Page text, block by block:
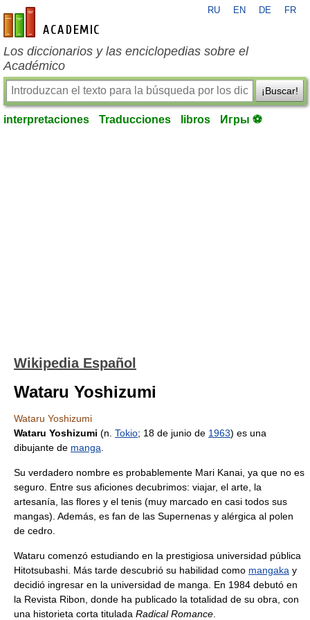
es-academic.com
RU EN DE FR
Los diccionarios y las enciclopedias sobre el
Académico
¡Buscar!
interpretaciones Traducciones libros Игры ⚽
Wikipedia Español
Wataru Yoshizumi
Wataru Yoshizumi
Wataru Yoshizumi (n. Tokio; 18 de junio de 1963) es una
dibujante de manga
Su verdadero nombre es probablemente Mari Kanai, ya que no es
seguro. Entre sus aficiones decubrimos: viajar, el arte, la
artesanía, las flores y el tenis (muy marcado en casi todos sus
mangas). Además, es fan de las Supernenas y alérgica al polen
de cedro.
Wataru comenzó estudiando en la prestigiosa universidad pública
Hitotsubashi. Más tarde descubrió su habilidad como mangaka y
decidió ingresar en la universidad de manga. En 1984 debutó en
la Revista Ribon, donde ha publicado la totalidad de su obra, con
una historieta corta titulada Radical Romance